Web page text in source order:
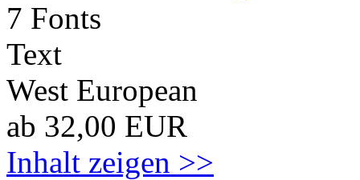
7 Fonts
Text
West European
ab 32,00 EUR
Inhalt zeigen >>